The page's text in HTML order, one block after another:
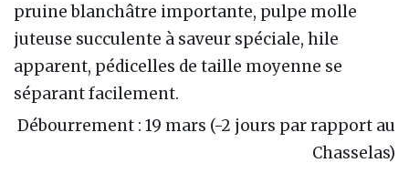
pruine blanchâtre importante, pulpe molle
juteuse succulente à saveur spéciale, hile
apparent, pédicelles de taille moyenne se
séparant facilement.
Débourrement : 19 mars (-2 jours par rapport au
Chasselas)